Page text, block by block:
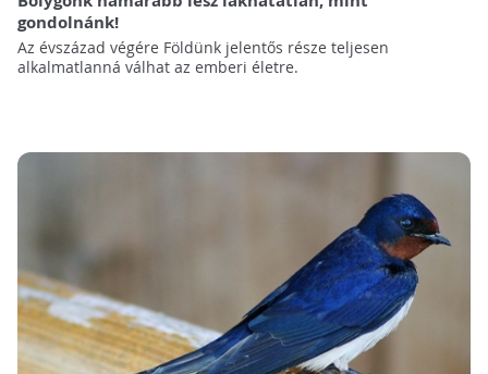
gondolnánk!
Az évszázad végére Földünk jelentős része teljesen
alkalmatlanná válhat az emberi életre.